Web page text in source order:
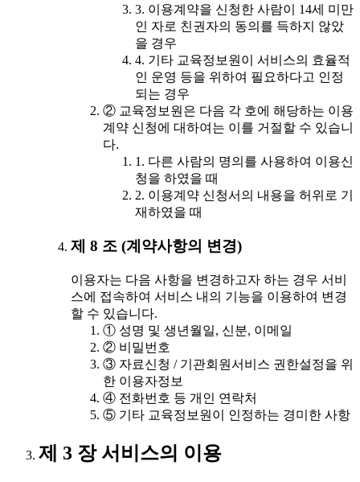
3. 이용계약을 신청한 사람이 14세 미만
인 자로 친권자의 동의를 득하지 않았
을 경우
4. 기타 교육정보원이 서비스의 효율적
인 운영 등을 위하여 필요하다고 인정
되는 경우
② 교육정보원은 다음 각 호에 해당하는 이용
계약 신청에 대하여는 이를 거절할 수 있습니
다.
1. 다른 사람의 명의를 사용하여 이용신
청을 하였을 때
2. 이용계약 신청서의 내용을 허위로 기
재하였을 때
제 8 조 (계약사항의 변경)
이용자는 다음 사항을 변경하고자 하는 경우 서비
스에 접속하여 서비스 내의 기능을 이용하여 변경
할 수 있습니다.
① 성명 및 생년월일, 신분, 이메일
② 비밀번호
③ 자료신청 / 기관회원서비스 권한설정을 위
한 이용자정보
④ 전화번호 등 개인 연락처
⑤ 기타 교육정보원이 인정하는 경미한 사항
제 3 장 서비스의 이용